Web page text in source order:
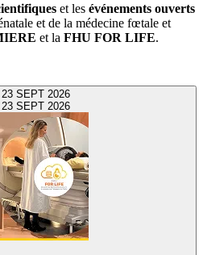
et les événements ouverts
et de la médecine fœtale et
et la FHU FOR LIFE.
MER 23 SEPT 2026
23 SEPT 2026